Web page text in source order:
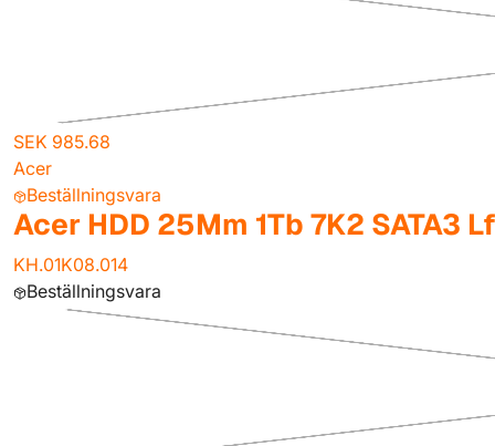
SEK 985.68
Acer
Beställningsvara
Acer HDD 25Mm 1Tb 7K2 SATA3 Lf
KH.01K08.014
Beställningsvara